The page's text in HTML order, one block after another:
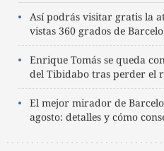
Así podrás visitar gratis la
vistas 360 grados de
Enrique Tomás se queda
del Tibidabo tras perder el
El mejor mirador de
agosto: detalles y cómo